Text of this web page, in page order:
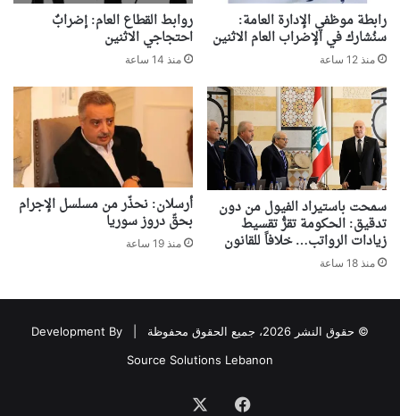
رابطة موظفي الإدارة العامة:
سنُشارك في الإضراب العام الاثنين
منذ 12 ساعة
روابط القطاع العام: إضرابٌ
احتجاجي الاثنين
منذ 14 ساعة
سمحت باستيراد الفيول من دون
تدقيق: الحكومة تقرُّ تقسيط
زيادات الرواتب… خلافاً للقانون
منذ 18 ساعة
أرسلان: نحذّر من مسلسل الإجرام
بحقّ دروز سوريا
منذ 19 ساعة
© حقوق النشر 2026، جميع الحقوق محفوظة |
Development By
Source Solutions Lebanon
فيسبوك